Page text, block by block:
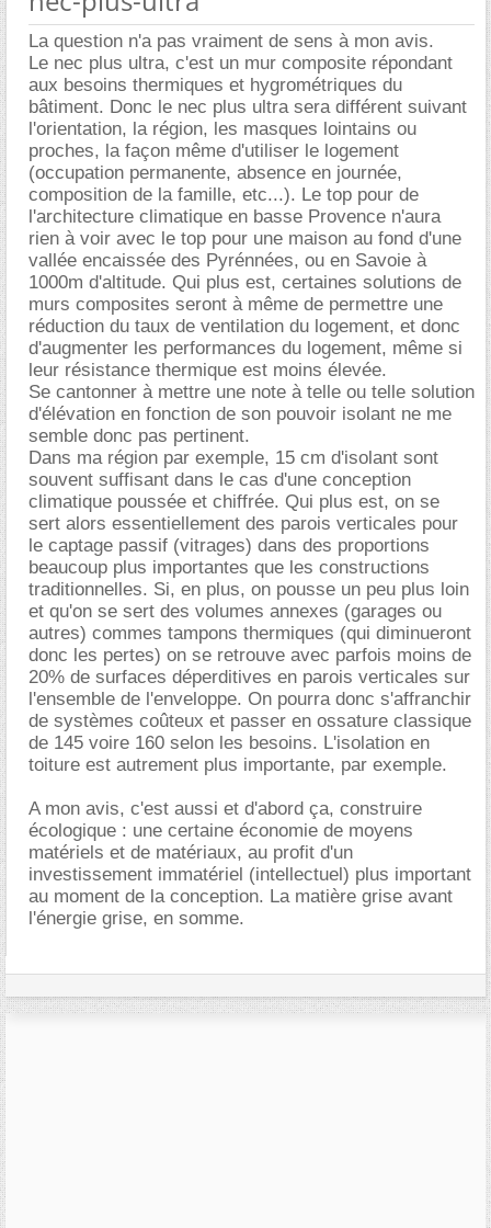
La question n'a pas vraiment de sens à mon avis.
Le nec plus ultra, c'est un mur composite répondant
aux besoins thermiques et hygrométriques du
bâtiment. Donc le nec plus ultra sera différent suivant
l'orientation, la région, les masques lointains ou
proches, la façon même d'utiliser le logement
(occupation permanente, absence en journée,
composition de la famille, etc...). Le top pour de
l'architecture climatique en basse Provence n'aura
rien à voir avec le top pour une maison au fond d'une
vallée encaissée des Pyrénnées, ou en Savoie à
1000m d'altitude. Qui plus est, certaines solutions de
murs composites seront à même de permettre une
réduction du taux de ventilation du logement, et donc
d'augmenter les performances du logement, même si
leur résistance thermique est moins élevée.
Se cantonner à mettre une note à telle ou telle solution
d'élévation en fonction de son pouvoir isolant ne me
semble donc pas pertinent.
Dans ma région par exemple, 15 cm d'isolant sont
souvent suffisant dans le cas d'une conception
climatique poussée et chiffrée. Qui plus est, on se
sert alors essentiellement des parois verticales pour
le captage passif (vitrages) dans des proportions
beaucoup plus importantes que les constructions
traditionnelles. Si, en plus, on pousse un peu plus loin
et qu'on se sert des volumes annexes (garages ou
autres) commes tampons thermiques (qui diminueront
donc les pertes) on se retrouve avec parfois moins de
20% de surfaces déperditives en parois verticales sur
l'ensemble de l'enveloppe. On pourra donc s'affranchir
de systèmes coûteux et passer en ossature classique
de 145 voire 160 selon les besoins. L'isolation en
toiture est autrement plus importante, par exemple.
A mon avis, c'est aussi et d'abord ça, construire
écologique : une certaine économie de moyens
matériels et de matériaux, au profit d'un
investissement immatériel (intellectuel) plus important
au moment de la conception. La matière grise avant
l'énergie grise, en somme.